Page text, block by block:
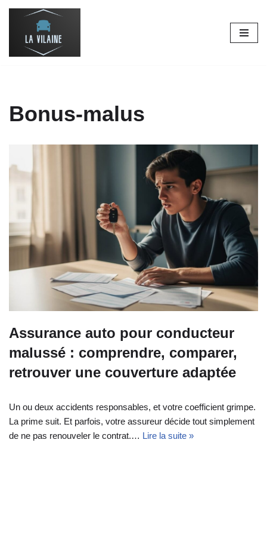
Bonus-malus
Assurance auto pour conducteur
malussé : comprendre, comparer,
retrouver une couverture adaptée
Un ou deux accidents responsables, et votre coefficient grimpe.
La prime suit. Et parfois, votre assureur décide tout simplement
de ne pas renouveler le contrat.… Lire la suite »